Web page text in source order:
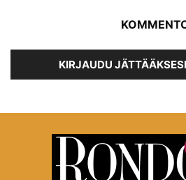
KIRJAUDU